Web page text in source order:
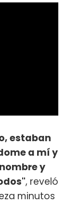
estaban
a mí y
y
, reveló
minutos